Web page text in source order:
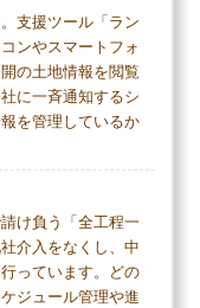
宅を
えて
大問題はな
る点があり
支援ツール「ラン
ンやスマートフォ
の土地情報を閲覧
に一斉通知するシ
を管理しているか
け負う「全工程一
介入をなくし、中
っています。どの
ジュール管理や進